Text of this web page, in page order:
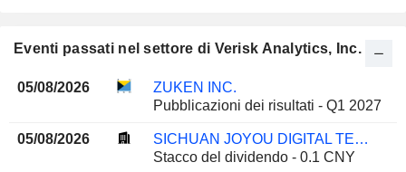
Eventi passati nel settore di Verisk Analytics, Inc.
05/08/2026
ZUKEN INC.
Pubblicazioni dei risultati - Q1 2027
05/08/2026
SICHUAN JOYOU DIGITAL TECHNOLOGIES CO.,LTD.
Stacco del dividendo - 0.1 CNY